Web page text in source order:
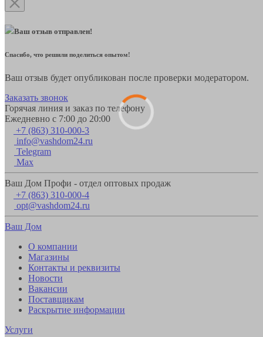
Ваш отзыв отправлен!
Спасибо, что решили поделиться опытом!
Ваш отзыв будет опубликован после проверки модератором.
Заказать звонок
Горячая линия и заказ по телефону
Ежедневно с 7:00 до 20:00
+7 (863) 310-000-3
info@vashdom24.ru
Telegram
Max
Ваш Дом Профи - отдел оптовых продаж
+7 (863) 310-000-4
opt@vashdom24.ru
Ваш Дом
О компании
Магазины
Контакты и реквизиты
Новости
Вакансии
Поставщикам
Раскрытие информации
Услуги